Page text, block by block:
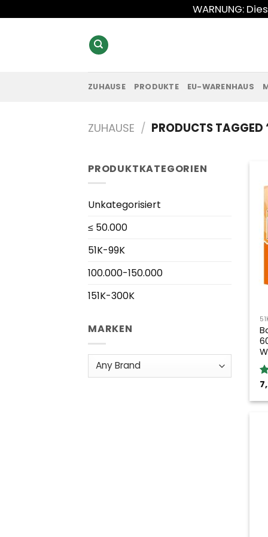
Inhalt
WARNUNG:
ZUHAUSE PRODUKTE EU-WARENHAUS
ZUHAUSE / PRODUCTS
PRODUKTKATEGORIEN
Unkategorisiert
≤ 50.000
51K-99K
100.000-150.000
151K-300K
MARKEN